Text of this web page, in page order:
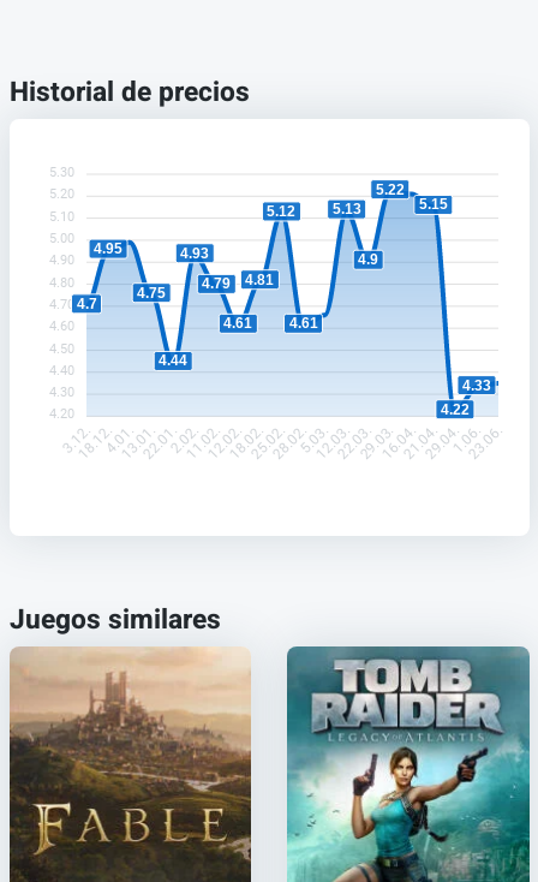
Historial de precios
5.30
5.20
5.10
5.00
4.90
4.80
4.70
4.60
4.50
4.40
4.30
4.20
4.7
4.95
4.75
4.44
4.93
4.79
4.61
4.81
5.12
4.61
5.13
4.9
5.22
5.15
4.22
4.33
3.12.
18.12.4.01.13.01.22.01.2.02.11.02.12.02.18.02.25.02.28.02.5.03.12.03.22.03.29.03.16.04.21.04.29.04.1.06.23.06.
Juegos similares